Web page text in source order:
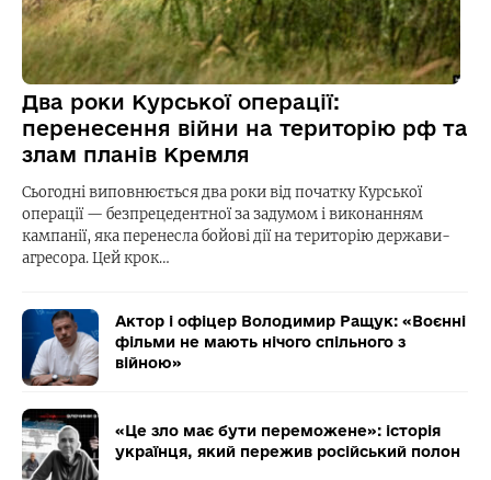
Два роки Курської операції:
перенесення війни на територію рф та
злам планів Кремля
Сьогодні виповнюється два роки від початку Курської
операції — безпрецедентної за задумом і виконанням
кампанії, яка перенесла бойові дії на територію держави-
агресора. Цей крок…
Актор і офіцер Володимир Ращук: «Воєнні
фільми не мають нічого спільного з
війною»
«Це зло має бути переможене»: історія
українця, який пережив російський полон